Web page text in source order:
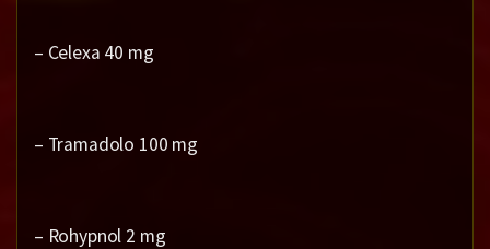
– Celexa 40 mg
– Tramadolo 100 mg
– Rohypnol 2 mg